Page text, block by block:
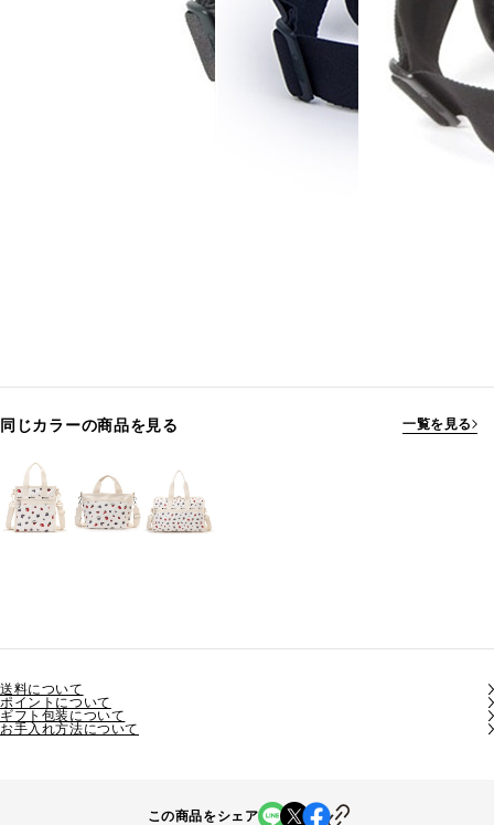
同じカラーの商品を見る 一覧を見る
送料について
ポイントについて
ギフト包装について
お手入れ方法について
この商品をシェア